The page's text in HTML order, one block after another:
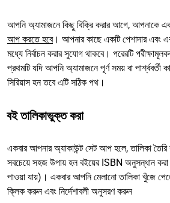
আপনি অ্যামাজনে কিছু বিক্রি করার আগে, আপনাকে
আপ করতে হবে। আপনার কাছে একটি পেশাদার এবং
মধ্যে নির্বাচন করার সুযোগ থাকবে। পরেরটি
প্রথমটি যদি আপনি অ্যামাজনে পূর্ণ সময় বা
সিরিয়াস হন তবে এটি সঠিক পথ।
বই তালিকাভুক্ত করা
একবার আপনার অ্যাকাউন্ট সেট আপ হলে, তালিকা
সবচেয়ে সহজ উপায় হল বইয়ের ISBN অনুসন্ধান করা
পাওয়া যায়)। একবার আপনি মেলানো তালিকা খুঁজে
ক্লিক করুন এবং নির্দেশাবলী অনুসরণ করুন